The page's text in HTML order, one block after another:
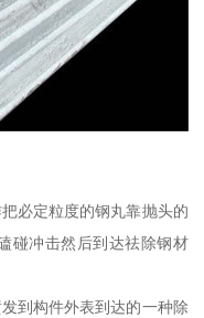
必定粒度的钢丸靠抛头的
碰冲击然后到达祛除钢材
到构件外表到达的一种除